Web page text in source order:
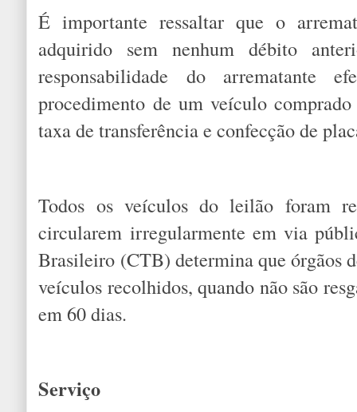
É importante ressaltar que o
adquirido sem nenhum débito
responsabilidade do arrematante
procedimento de um veículo
taxa de transferência e confecção de
Todos os veículos do leilão foram
circularem irregularmente em via
Brasileiro (CTB) determina que órgãos
veículos recolhidos, quando não são
em 60 dias.
Serviço